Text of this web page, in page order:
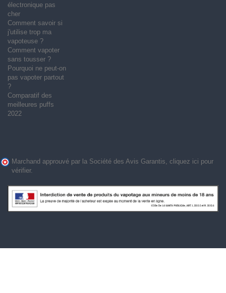
électronique pas
cher
Comment savoir si
j'utilise trop ma
vapoteuse ?
Comment vapoter
sans tousser ?
Pourquoi ne peut-on
pas vapoter partout
?
Comparatif des
meilleures puffs
2022
Marchand approuvé par la Société des Avis Garantis, cliquez ici pour
vérifier.